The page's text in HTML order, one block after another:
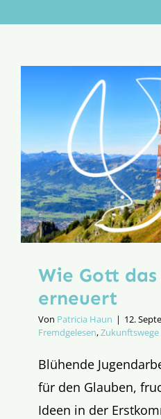
Aktion
Wie Gott
erneuert
Von Patricia Haun | 12.
Fremdgelesen,Zukunftswege
Blühende
für den Glauben,
Ideen in der